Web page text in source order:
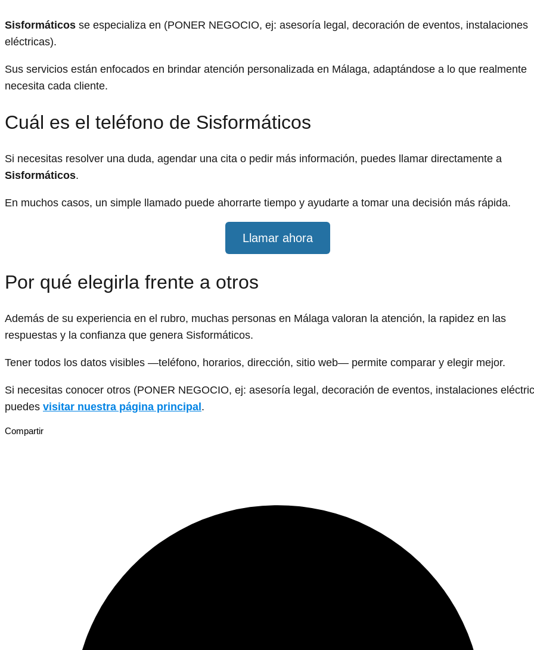
Sisformáticos se especializa en (PONER NEGOCIO, ej: asesoría legal, decoración de eventos, instalaciones
eléctricas).
Sus servicios están enfocados en brindar atención personalizada en Málaga, adaptándose a lo que realmente
necesita cada cliente.
Cuál es el teléfono de Sisformáticos
Si necesitas resolver una duda, agendar una cita o pedir más información, puedes llamar directamente a
Sisformáticos.
En muchos casos, un simple llamado puede ahorrarte tiempo y ayudarte a tomar una decisión más rápida.
Llamar ahora
Por qué elegirla frente a otros
Además de su experiencia en el rubro, muchas personas en Málaga valoran la atención, la rapidez en las
respuestas y la confianza que genera Sisformáticos.
Tener todos los datos visibles —teléfono, horarios, dirección, sitio web— permite comparar y elegir mejor.
Si necesitas conocer otros (PONER NEGOCIO, ej: asesoría legal, decoración de eventos, instalaciones
puedes visitar nuestra página principal .
Compartir